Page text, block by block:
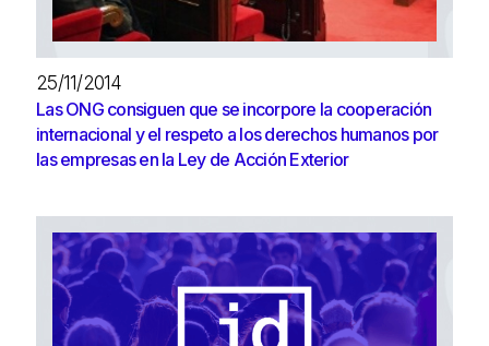
25/11/2014
Las ONG consiguen que se incorpore la cooperación
internacional y el respeto a los derechos humanos por
las empresas en la Ley de Acción Exterior